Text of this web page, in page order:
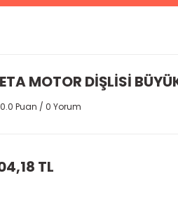
MOTOR DİŞLİSİ
0.0 Puan / 0 Yorum
TL